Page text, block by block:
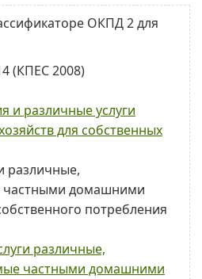
ОКПД 2 для
(КПЕС 2008)
и различные услуги
для собственных
различные,
частными домашними
потребления
различные,
частными домашними